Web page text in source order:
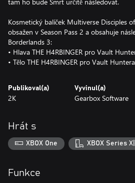
Kosmetický balíček Multiverse Disciples
obsažen v Season Pass 2 a obsahuje
Borderlands 3:
• Hlava THE H4RBINGER pro Vault
• Tělo THE H4RBINGER pro Vault
Publikoval(a)
2K
Vyvinul(a)
Gearbox Software
Hrát s
XBOX One XBOX Series
Funkce